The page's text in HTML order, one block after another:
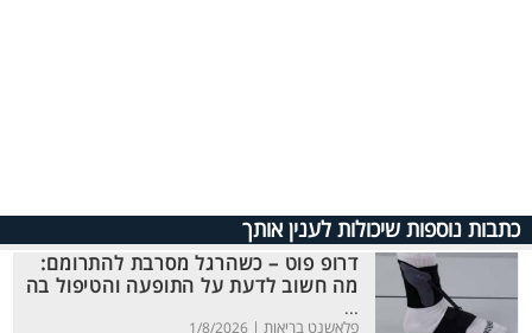
כתבות נוספות שיכולות לענין אותך
דרופ פוט – כשהרגל מסרבת להתרומם:
מה חשוב לדעת על התופעה והטיפול בה
...
פלאשנט בריאות | 1/8/2026